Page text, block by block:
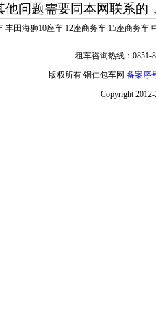
问题需要同本网联系的
丰田海狮10座车 12座商务车 15座商务车
租车咨询热线：0851-
版权所有 铜仁包车网 备案序
Copyright